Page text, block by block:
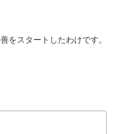
をスタートしたわけです。